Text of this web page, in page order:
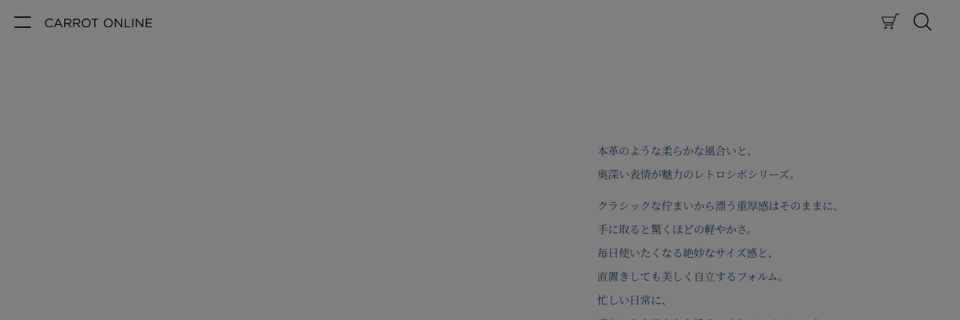
本革のような柔らかな風合いと、
奥深い表情が魅力のレトロシボシリーズ。
クラシックな佇まいから漂う重厚感はそのままに、
手に取ると驚くほどの軽やかさ。
毎日使いたくなる絶妙なサイズ感と、
直置きしても美しく自立するフォルム。
忙しい日常に、